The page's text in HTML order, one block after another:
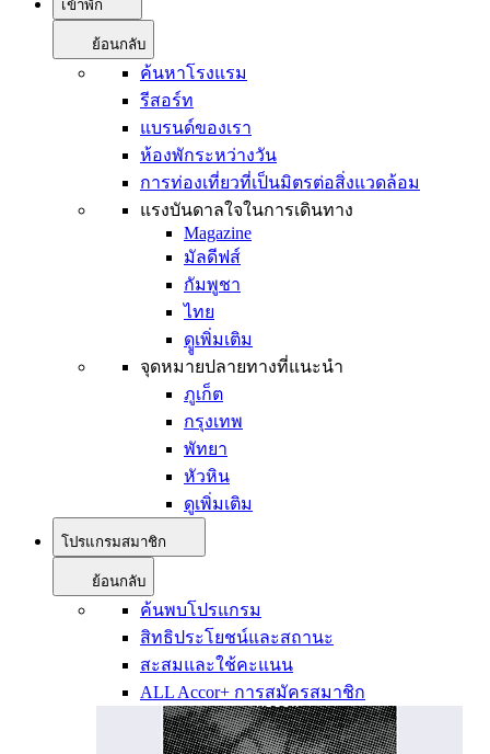
เข้าพัก
ย้อนกลับ
ค้นหาโรงแรม
รีสอร์ท
แบรนด์ของเรา
ห้องพักระหว่างวัน
การท่องเที่ยวที่เป็นมิตรต่อสิ่งแวดล้อม
แรงบันดาลใจในการเดินทาง
Magazine
มัลดีฟส์
กัมพูชา
ไทย
ดููเพิ่มเติม
จุดหมายปลายทางที่แนะนำ
ภูเก็ต
กรุงเทพ
พัทยา
หัวหิน
ดูเพิ่มเติม
โปรแกรมสมาชิก
ย้อนกลับ
ค้นพบโปรแกรม
สิทธิประโยชน์และสถานะ
สะสมและใช้คะแนน
ALL Accor+ การสมัครสมาชิก